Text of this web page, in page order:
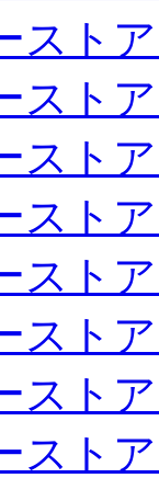
スト
スト
スト
スト
スト
スト
スト
スト